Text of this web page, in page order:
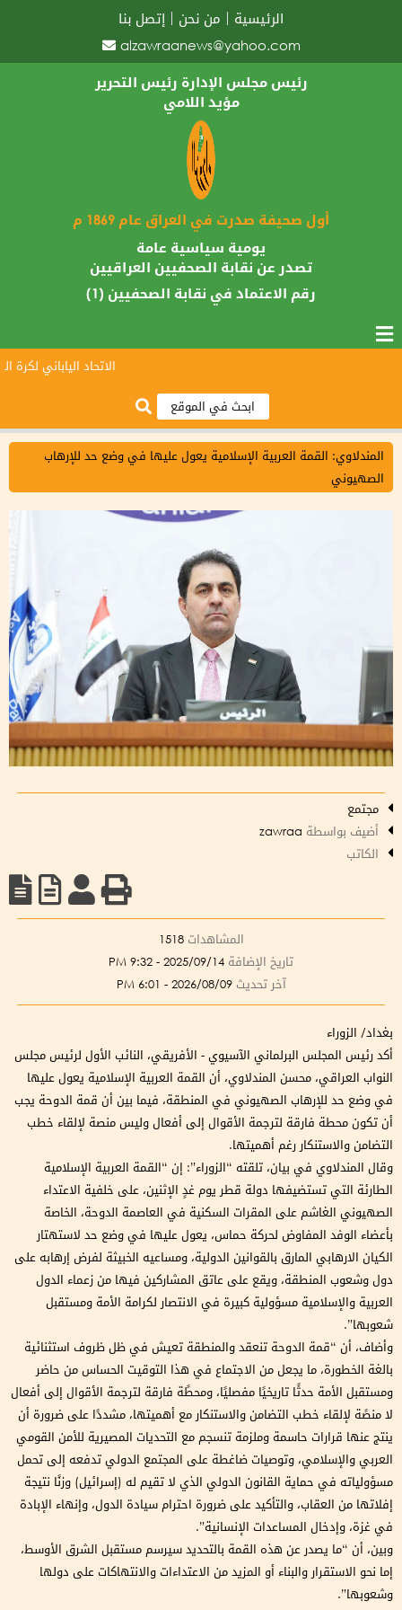
الرئيسية من نحن
إتصل بنا
alzawraanews@yahoo.com
رئيس مجلس الإدارة رئيس التحرير
مؤيد اللامي
أول صحيفة صدرت في العراق عام 1869 م
يومية سياسية عامة
تصدر عن نقابة الصحفيين العراقيين
رقم الاعتماد في نقابة الصحفيين (1)
الاتحاد الياباني لكرة
المندلاوي: القمة العربية الإسلامية يعول عليها في وضع حد للإرهاب
الصهيوني
مجتمع
أضيف بواسطة
الكاتب
المشاهدات 1518
تاريخ الإضافة 2025/09/14 - 9:32 PM
آخر تحديث 2026/08/09 - 6:01 PM
بغداد/ الزوراء
أكد رئيس المجلس البرلماني الآسيوي - الأفريقي، النائب الأول لرئيس مجلس
النواب العراقي، محسن المندلاوي، أن القمة العربية الإسلامية يعول عليها
في وضع حد للإرهاب الصهيوني في المنطقة، فيما بين أن قمة الدوحة يجب
أن تكون محطة فارقة لترجمة الأقوال إلى أفعال وليس منصة لإلقاء خطب
التضامن والاستنكار رغم أهميتها.
وقال المندلاوي في بيان، تلقته “الزوراء”: إن “القمة العربية الإسلامية
الطارئة التي تستضيفها دولة قطر يوم غدٍ الإثنين، على خلفية الاعتداء
الصهيوني الغاشم على المقرات السكنية في العاصمة الدوحة، الخاصة
بأعضاء الوفد المفاوض لحركة حماس، يعول عليها في وضع حد لاستهتار
الكيان الارهابي المارق بالقوانين الدولية، ومساعيه الخبيثة لفرض إرهابه على
دول وشعوب المنطقة، ويقع على عاتق المشاركين فيها من زعماء الدول
العربية والإسلامية مسؤولية كبيرة في الانتصار لكرامة الأمة ومستقبل
شعوبها”.
وأضاف، أن “قمة الدوحة تنعقد والمنطقة تعيش في ظل ظروف استثنائية
بالغة الخطورة، ما يجعل من الاجتماع في هذا التوقيت الحساس من حاضر
ومستقبل الأمة حدثًا تاريخيًا مفصليًا، ومحطًة فارقة لترجمة الأقوال إلى أفعال
لا منصًة لإلقاء خطب التضامن والاستنكار مع أهميتها، مشددًا على ضرورة أن
ينتج عنها قرارات حاسمة وملزمة تنسجم مع التحديات المصيرية للأمن القومي
العربي والإسلامي، وتوصيات ضاغطة على المجتمع الدولي تدفعه إلى تحمل
مسؤولياته في حماية القانون الدولي الذي لا تقيم له (إسرائيل) وزنًا نتيجة
إفلاتها من العقاب، والتأكيد على ضرورة احترام سيادة الدول، وإنهاء الإبادة
في غزة، وإدخال المساعدات الإنسانية”.
وبين، أن “ما يصدر عن هذه القمة بالتحديد سيرسم مستقبل الشرق الأوسط،
إما نحو الاستقرار والبناء أو المزيد من الاعتداءات والانتهاكات على دولها
وشعوبها”.